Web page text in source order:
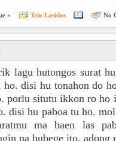
» Trio Lasidos No
lagu hutongos surat
ho. disi hu tonahon do
porlu situtu ikkon ro ho
disi hu paboa tu ho.
ma baen las
na hubege ito.